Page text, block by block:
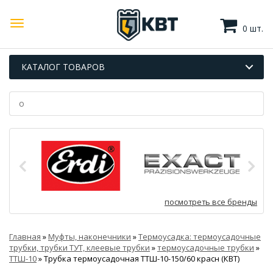
0 шт.
КАТАЛОГ ТОВАРОВ
посмотреть все бренды
Главная »Муфты, наконечники »Термоусадка: термоусадочные
трубки, трубки ТУТ, клеевые трубки »термоусадочные трубки »
ТТШ-10»Трубка термоусадочная ТТШ-10-150/60 красн (КВТ)